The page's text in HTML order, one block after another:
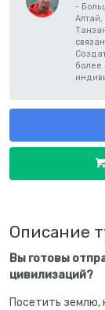
Описание
Вы готовы
цивилизаций?
Посетить землю,
-
более